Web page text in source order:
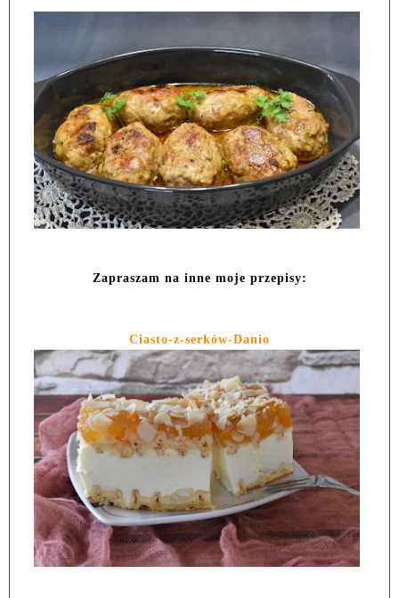
Zapraszam na inne moje przepisy:
Ciasto-z-serków-Danio